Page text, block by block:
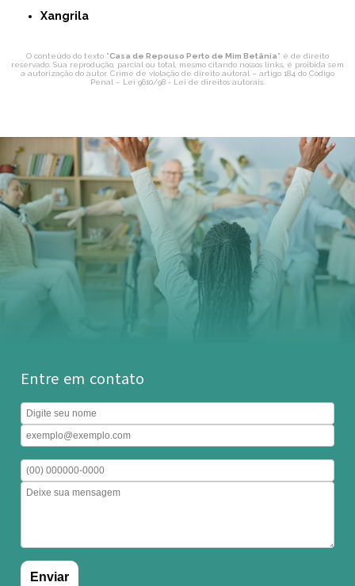
Xangrila
O conteúdo do texto "Casa de Repouso Perto de Mim Betânia" é de direito
reservado. Sua reprodução, parcial ou total, mesmo citando nossos links, é proibida sem
a autorização do autor. Crime de violação de direito autoral – artigo 184 do Código
Penal – Lei 9610/98 - Lei de direitos autorais
Entre em contato